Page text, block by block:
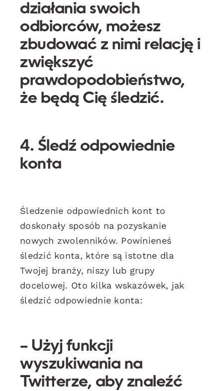
działania swoich
odbiorców, możesz
zbudować z nimi relację i
zwiększyć
prawdopodobieństwo,
że będą Cię śledzić.
4. Śledź odpowiednie
konta
Śledzenie odpowiednich kont to
doskonały sposób na pozyskanie
nowych zwolenników. Powinieneś
śledzić konta, które są istotne dla
Twojej branży, niszy lub grupy
docelowej. Oto kilka wskazówek, jak
śledzić odpowiednie konta:
– Użyj funkcji
wyszukiwania na
Twitterze, aby znaleźć